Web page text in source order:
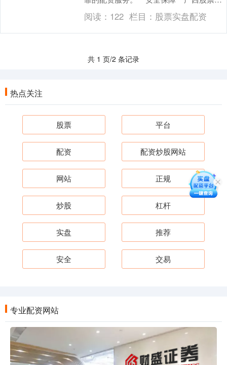
资网采用先进的风险控制系统，严格审核
客户资质....
阅读： 122 栏目： 股票实盘配资
共 1 页/2 条记录
热点关注
股票 平台
配资 配资炒股网站
网站 正规
炒股 杠杆
实盘 推荐
安全 交易
专业配资网站